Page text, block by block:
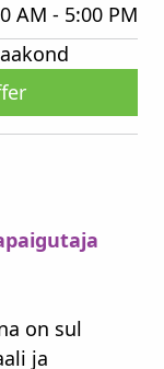
AM - 5:00 PM
on sul
ja